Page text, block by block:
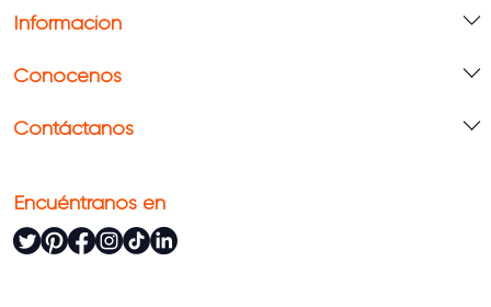
Información
Conócenos
Contáctanos
Encuéntranos en